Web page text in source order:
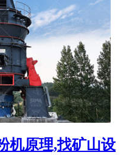
机原理,找矿山设